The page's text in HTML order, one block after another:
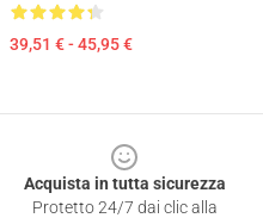
39,51 € - 45,95 €
Acquista in tutta sicurezza
Protetto 24/7 dai clic alla